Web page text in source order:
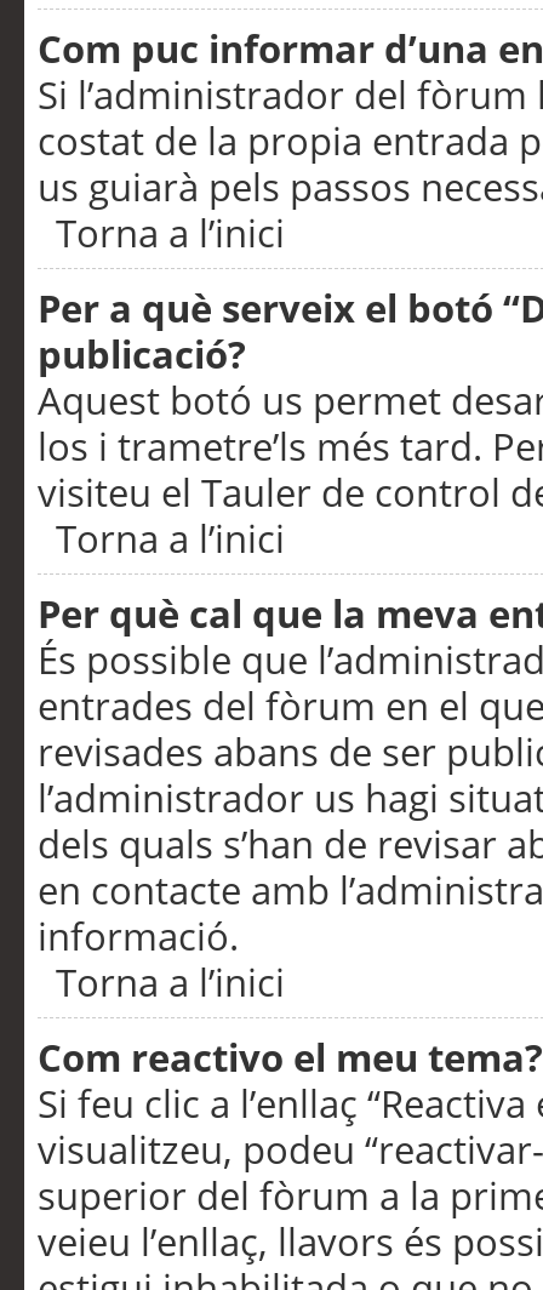
Com puc informar d’una
Si l’administrador del
costat de la propia entrada
us guiarà pels passos
Torna a l’inici
Per a què serveix el botó
publicació?
Aquest botó us permet
los i trametre’ls més tard.
visiteu el Tauler de control
Torna a l’inici
Per què cal que la meva
És possible que
entrades del fòrum en el
revisades abans de ser
l’administrador us hagi
dels quals s’han de revisar
en contacte amb
informació.
Torna a l’inici
Com reactivo el meu tema?
Si feu clic a l’enllaç
visualitzeu, podeu
superior del fòrum a la
veieu l’enllaç, llavors és